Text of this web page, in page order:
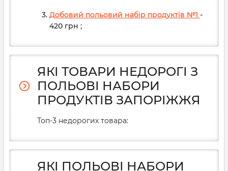
Добовий польовий набір продуктів №1 -
420 грн ;
ЯКІ ТОВАРИ НЕДОРОГІ З
ПОЛЬОВІ НАБОРИ
ПРОДУКТІВ ЗАПОРІЖЖЯ
Топ-3 недорогих товара:
ЯКІ ПОЛЬОВІ НАБОРИ